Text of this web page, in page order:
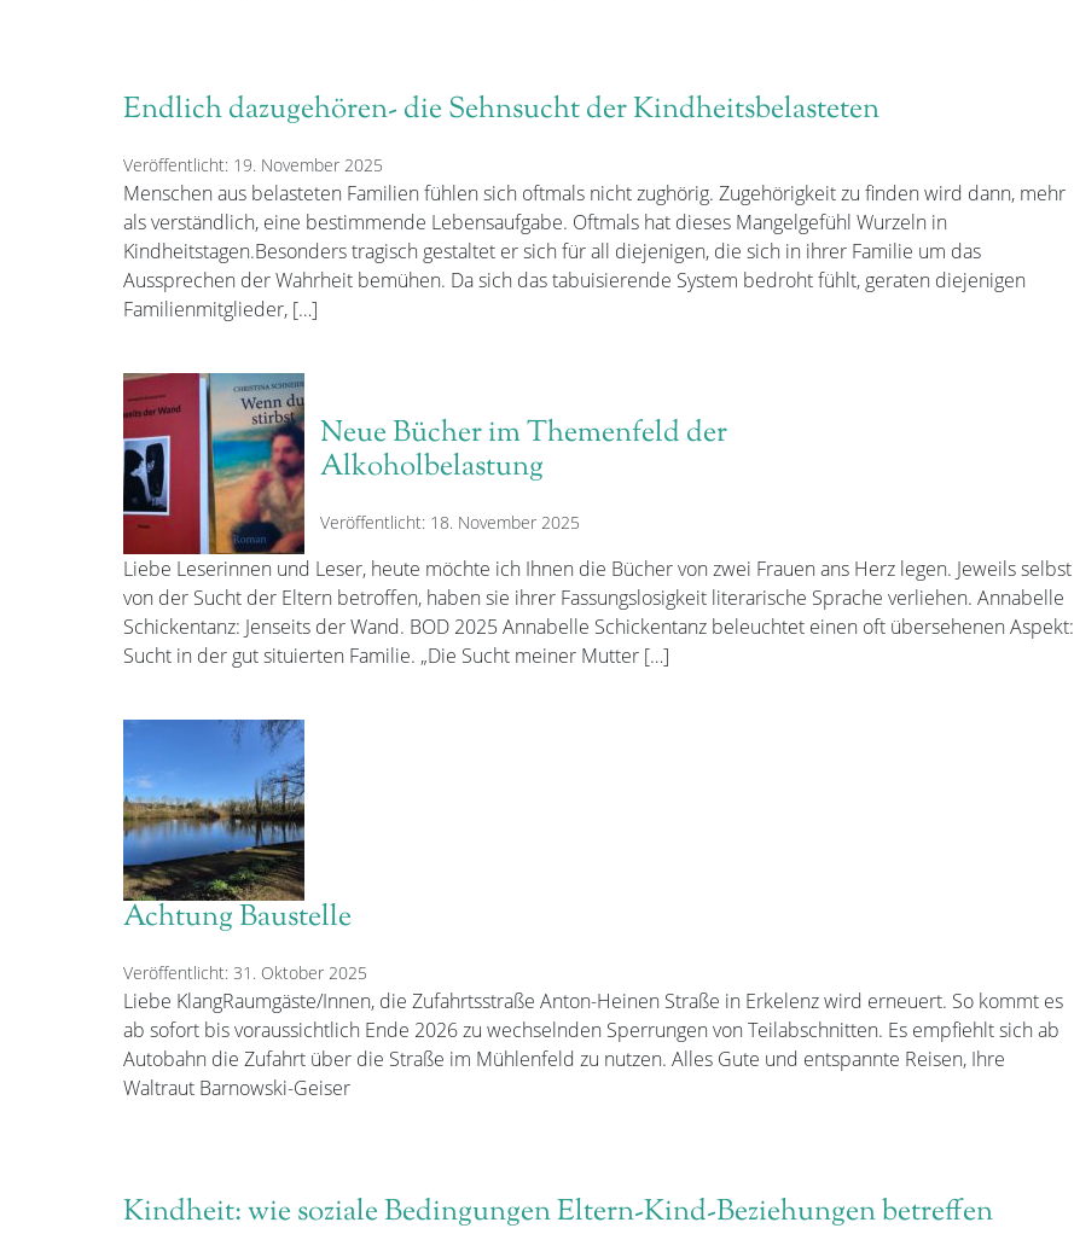
Endlich dazugehören- die Sehnsucht der Kindheitsbelasteten
Veröffentlicht: 19. November 2025
Menschen aus belasteten Familien fühlen sich oftmals nicht zughörig. Zugehörigkeit zu finden wird dann, mehr
als verständlich, eine bestimmende Lebensaufgabe. Oftmals hat dieses Mangelgefühl Wurzeln in
Kindheitstagen.Besonders tragisch gestaltet er sich für all diejenigen, die sich in ihrer Familie um das
Aussprechen der Wahrheit bemühen. Da sich das tabuisierende System bedroht fühlt, geraten diejenigen
Familienmitglieder, […]
Neue Bücher im Themenfeld der
Alkoholbelastung
Veröffentlicht: 18. November 2025
Liebe Leserinnen und Leser, heute möchte ich Ihnen die Bücher von zwei Frauen ans Herz legen. Jeweils selbst
von der Sucht der Eltern betroffen, haben sie ihrer Fassungslosigkeit literarische Sprache verliehen. Annabelle
Schickentanz: Jenseits der Wand. BOD 2025 Annabelle Schickentanz beleuchtet einen oft übersehenen Aspekt:
Sucht in der gut situierten Familie. „Die Sucht meiner Mutter […]
Achtung Baustelle
Veröffentlicht: 31. Oktober 2025
Liebe KlangRaumgäste/Innen, die Zufahrtsstraße Anton-Heinen Straße in Erkelenz wird erneuert. So kommt es
ab sofort bis voraussichtlich Ende 2026 zu wechselnden Sperrungen von Teilabschnitten. Es empfiehlt sich ab
Autobahn die Zufahrt über die Straße im Mühlenfeld zu nutzen. Alles Gute und entspannte Reisen, Ihre
Waltraut Barnowski-Geiser
Kindheit: wie soziale Bedingungen Eltern-Kind-Beziehungen betreffen